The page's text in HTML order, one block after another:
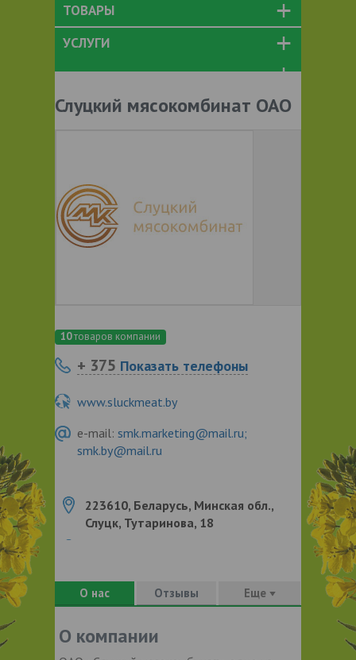
ТОВАРЫ
УСЛУГИ
Слуцкий мясокомбинат ОАО
10товаров компании
+ 375 Показать телефоны
www.sluckmeat.by
e-mail: smk.marketing@mail.ru;
smk.by@mail.ru
223610, Беларусь, Минская обл.,
Слуцк, Тутаринова, 18
О нас Отзывы Еще
О компании